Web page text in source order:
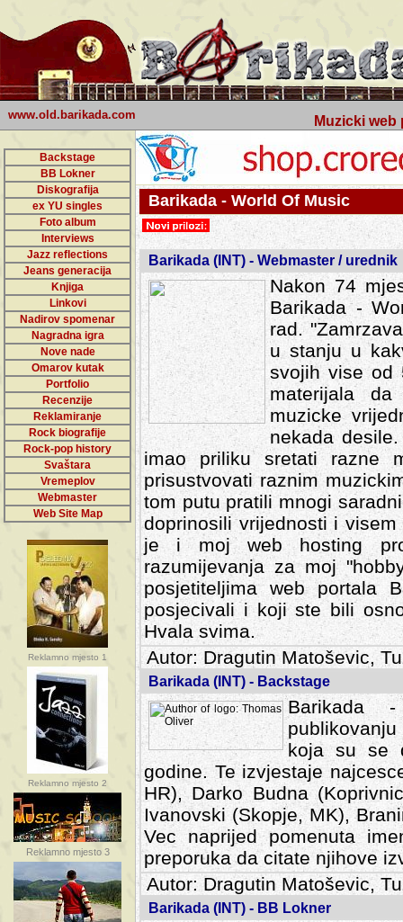
www.old.barikada.com Muzicki web
Backstage
BB Lokner
Diskografija
ex YU singles
Foto album
Interviews
Jazz reflections
Jeans generacija
Knjiga
Linkovi
Nadirov spomenar
Nagradna igra
Nove nade
Omarov kutak
Portfolio
Recenzije
Reklamiranje
Rock biografije
Rock-pop history
Svaštara
Vremeplov
Webmaster
Web Site Map
Reklamno mjesto 1
Reklamno mjesto 2
Reklamno mjesto 3
Barikada - World Of Music
Barikada (INT) - Webmaster / urednik
Nakon 74
Barikada -
rad.
u stanju u
svojih vise od
materijala
muzicke
nekada
imao priliku sretati razne
prisustvovati raznim
tom putu pratili mnogi
doprinosili vrijednosti i
je i moj web hosting
razumijevanja za moj
posjetiteljima web portala
posjecivali i koji ste bili
Hvala svima.
Autor: Dragutin Matoševic,
Barikada (INT) - Backstage
Barikada
koja su se
godine. Te izvjestaje
HR), Darko Budna
Ivanovski (Skopje, MK),
Vec naprijed pomenuta
preporuka da citate njihove
Autor: Dragutin Matoševic,
Barikada (INT) - BB Lokner